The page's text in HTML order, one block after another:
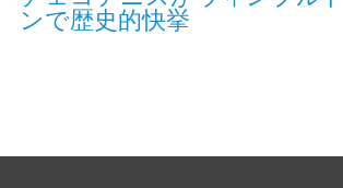
ンで歴史的快挙